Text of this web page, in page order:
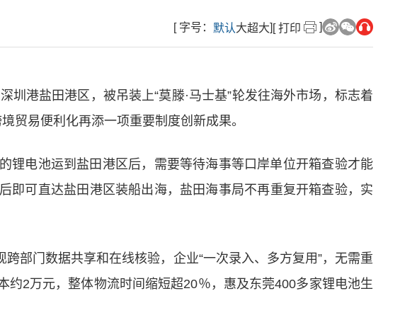
[ 字号： 默认大超大] [ 打印 ]
港盐田港区，被吊装上“莫滕·马士基”轮发往海外市场，标志着
贸易便利化再添一项重要制度创新成果。
锂电池运到盐田港区后，需要等待海事等口岸单位开箱查验才能
即可直达盐田港区装船出海，盐田海事局不再重复开箱查验，实
部门数据共享和在线核验，企业“一次录入、多方复用”，无需重
2万元，整体物流时间缩短超20％，惠及东莞400多家锂电池生